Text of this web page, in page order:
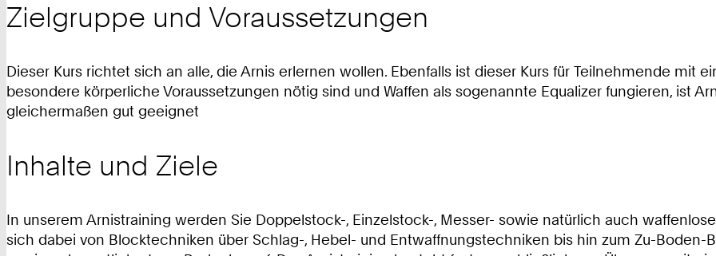
Zielgruppe und Voraussetzungen
Dieser Kurs richtet sich an alle, die Arnis erlernen wollen. Ebenfalls ist dieser Kurs für Teilnehmende mit
besondere körperliche Voraussetzungen nötig sind und Waffen als sogenannte Equalizer fungieren, ist
gleichermaßen gut geeignet
Inhalte und Ziele
In unserem Arnistraining werden Sie Doppelstock-, Einzelstock-, Messer- sowie natürlich auch
sich dabei von Blocktechniken über Schlag-, Hebel- und Entwaffnungstechniken bis hin zum Zu-